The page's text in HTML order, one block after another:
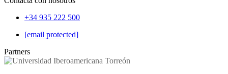
+34 935 222 500
[email protected]
Partners